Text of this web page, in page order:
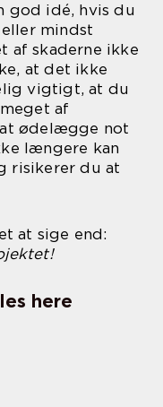
god idé, hvis du
mindst
af skaderne ikke
at det ikke
vigtigt, at du
af
ødelægge not
længere kan
risikerer du at
at sige end:
here